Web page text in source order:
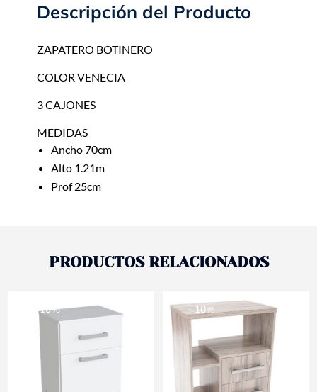
Descripción del Producto
ZAPATERO BOTINERO
COLOR VENECIA
3 CAJONES
MEDIDAS
Ancho 70cm
Alto 1.21m
Prof 25cm
PRODUCTOS RELACIONADOS
- 10% - 10%